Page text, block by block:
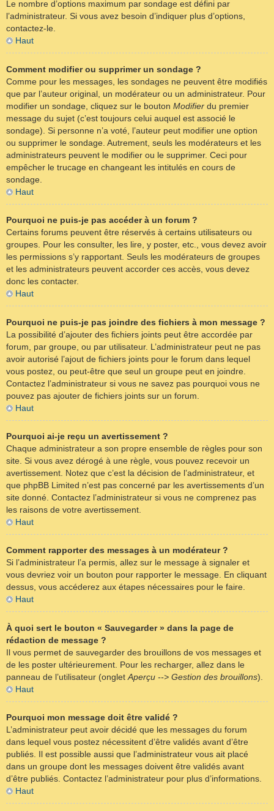
Le nombre d’options maximum par sondage est défini par
l’administrateur. Si vous avez besoin d’indiquer plus d’options,
contactez-le.
Haut
Comment modifier ou supprimer un sondage ?
Comme pour les messages, les sondages ne peuvent être modifiés
que par l’auteur original, un modérateur ou un administrateur. Pour
modifier un sondage, cliquez sur le bouton Modifier du premier
message du sujet (c’est toujours celui auquel est associé le
sondage). Si personne n’a voté, l’auteur peut modifier une option
ou supprimer le sondage. Autrement, seuls les modérateurs et les
administrateurs peuvent le modifier ou le supprimer. Ceci pour
empêcher le trucage en changeant les intitulés en cours de
sondage.
Haut
Pourquoi ne puis-je pas accéder à un forum ?
Certains forums peuvent être réservés à certains utilisateurs ou
groupes. Pour les consulter, les lire, y poster, etc., vous devez avoir
les permissions s’y rapportant. Seuls les modérateurs de groupes
et les administrateurs peuvent accorder ces accès, vous devez
donc les contacter.
Haut
Pourquoi ne puis-je pas joindre des fichiers à mon message ?
La possibilité d’ajouter des fichiers joints peut être accordée par
forum, par groupe, ou par utilisateur. L’administrateur peut ne pas
avoir autorisé l’ajout de fichiers joints pour le forum dans lequel
vous postez, ou peut-être que seul un groupe peut en joindre.
Contactez l’administrateur si vous ne savez pas pourquoi vous ne
pouvez pas ajouter de fichiers joints sur un forum.
Haut
Pourquoi ai-je reçu un avertissement ?
Chaque administrateur a son propre ensemble de règles pour son
site. Si vous avez dérogé à une règle, vous pouvez recevoir un
avertissement. Notez que c’est la décision de l’administrateur, et
que phpBB Limited n’est pas concerné par les avertissements d’un
site donné. Contactez l’administrateur si vous ne comprenez pas
les raisons de votre avertissement.
Haut
Comment rapporter des messages à un modérateur ?
Si l’administrateur l’a permis, allez sur le message à signaler et
vous devriez voir un bouton pour rapporter le message. En cliquant
dessus, vous accéderez aux étapes nécessaires pour le faire.
Haut
À quoi sert le bouton « Sauvegarder » dans la page de
rédaction de message ?
Il vous permet de sauvegarder des brouillons de vos messages et
de les poster ultérieurement. Pour les recharger, allez dans le
panneau de l’utilisateur (onglet Aperçu --> Gestion des brouillons).
Haut
Pourquoi mon message doit être validé ?
L’administrateur peut avoir décidé que les messages du forum
dans lequel vous postez nécessitent d’être validés avant d’être
publiés. Il est possible aussi que l’administrateur vous ait placé
dans un groupe dont les messages doivent être validés avant
d’être publiés. Contactez l’administrateur pour plus d’informations.
Haut